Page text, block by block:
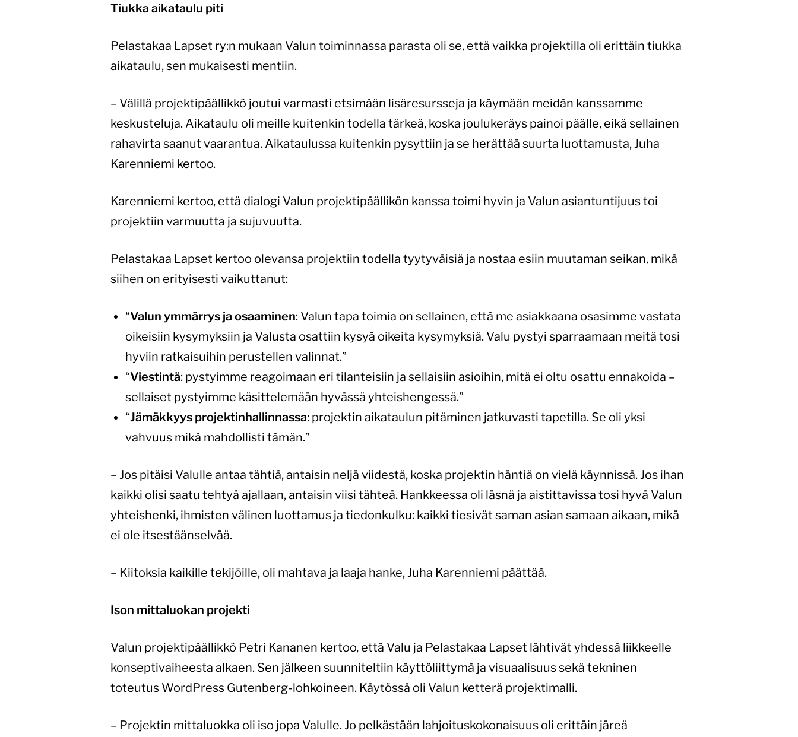
Tiukka aikataulu piti
Pelastakaa Lapset ry:n mukaan Valun toiminnassa parasta oli se, että vaikka projektilla oli erittäin tiukka
aikataulu, sen mukaisesti mentiin.
– Välillä projektipäällikkö joutui varmasti etsimään lisäresursseja ja käymään meidän kanssamme
keskusteluja. Aikataulu oli meille kuitenkin todella tärkeä, koska joulukeräys painoi päälle, eikä sellainen
rahavirta saanut vaarantua. Aikataulussa kuitenkin pysyttiin ja se herättää suurta luottamusta, Juha
Karenniemi kertoo.
Karenniemi kertoo, että dialogi Valun projektipäällikön kanssa toimi hyvin ja Valun asiantuntijuus toi
projektiin varmuutta ja sujuvuutta.
Pelastakaa Lapset kertoo olevansa projektiin todella tyytyväisiä ja nostaa esiin muutaman seikan, mikä
siihen on erityisesti vaikuttanut:
“Valun ymmärrys ja osaaminen: Valun tapa toimia on sellainen, että me asiakkaana osasimme vastata
oikeisiin kysymyksiin ja Valusta osattiin kysyä oikeita kysymyksiä. Valu pystyi sparraamaan meitä tosi
hyviin ratkaisuihin perustellen valinnat.”
“Viestintä: pystyimme reagoimaan eri tilanteisiin ja sellaisiin asioihin, mitä ei oltu osattu ennakoida –
sellaiset pystyimme käsittelemään hyvässä yhteishengessä.”
“Jämäkkyys projektinhallinnassa: projektin aikataulun pitäminen jatkuvasti tapetilla. Se oli yksi
vahvuus mikä mahdollisti tämän.”
– Jos pitäisi Valulle antaa tähtiä, antaisin neljä viidestä, koska projektin häntiä on vielä käynnissä. Jos ihan
kaikki olisi saatu tehtyä ajallaan, antaisin viisi tähteä. Hankkeessa oli läsnä ja aistittavissa tosi hyvä Valun
yhteishenki, ihmisten välinen luottamus ja tiedonkulku: kaikki tiesivät saman asian samaan aikaan, mikä
ei ole itsestäänselvää.
– Kiitoksia kaikille tekijöille, oli mahtava ja laaja hanke, Juha Karenniemi päättää.
Ison mittaluokan projekti
Valun projektipäällikkö Petri Kananen kertoo, että Valu ja Pelastakaa Lapset lähtivät yhdessä liikkeelle
konseptivaiheesta alkaen. Sen jälkeen suunniteltiin käyttöliittymä ja visuaalisuus sekä tekninen
toteutus WordPress Gutenberg-lohkoineen. Käytössä oli Valun ketterä projektimalli.
– Projektin mittaluokka oli iso jopa Valulle. Jo pelkästään lahjoituskokonaisuus oli erittäin järeä